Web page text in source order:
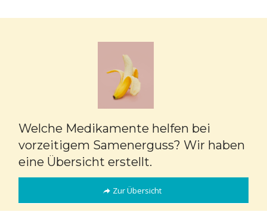
Welche Medikamente helfen bei
vorzeitigem Samenerguss? Wir haben
eine Übersicht erstellt.
Zur Übersicht